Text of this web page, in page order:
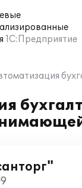
1С:Предприятие